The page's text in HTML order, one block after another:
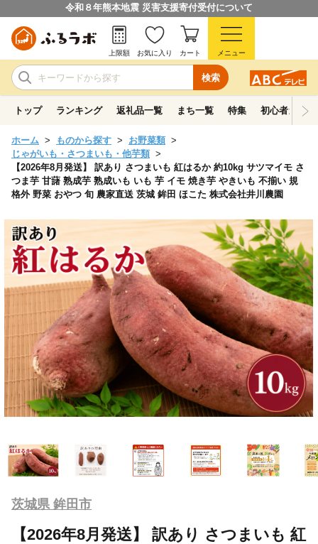
令和８年熊本地震 災害支援寄付受付について
検索
上限額 お気に入り カート メニュー
トップ ランキング 返礼品一覧 まち一覧 特集 初心者ガイド
ホーム ものから探す
お野菜類
じゃがいも・さつまいも・他芋類
【2026年8月発送】 訳あり さつまいも 紅はるか 約10kg サツマイモ さ
つま芋 甘藷 熟成芋 熟成いも いも 芋 イモ 焼き芋 やきいも 不揃い 規
格外 野菜 おやつ 旬 農家直送 茨城 鉾田 ほこた 株式会社井川農園
茨城県 鉾田市
【2026年8月発送】 訳あり さつまいも 紅